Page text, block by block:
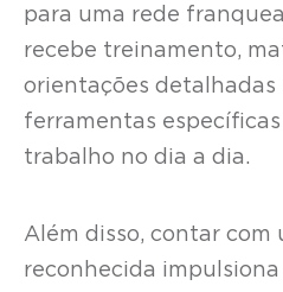
para uma rede
recebe treinamento,
orientações detalhadas
ferramentas
trabalho no dia a dia.
Além disso, contar com
reconhecida impulsiona